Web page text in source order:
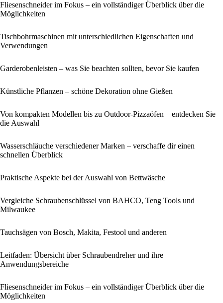
Fliesenschneider im Fokus – ein vollständiger Überblick über die
Möglichkeiten
Tischbohrmaschinen mit unterschiedlichen Eigenschaften und
Verwendungen
Garderobenleisten – was Sie beachten sollten, bevor Sie kaufen
Künstliche Pflanzen – schöne Dekoration ohne Gießen
Von kompakten Modellen bis zu Outdoor-Pizzaöfen – entdecken Sie
die Auswahl
Wasserschläuche verschiedener Marken – verschaffe dir einen
schnellen Überblick
Praktische Aspekte bei der Auswahl von Bettwäsche
Vergleiche Schraubenschlüssel von BAHCO, Teng Tools und
Milwaukee
Tauchsägen von Bosch, Makita, Festool und anderen
Leitfaden: Übersicht über Schraubendreher und ihre
Anwendungsbereiche
Fliesenschneider im Fokus – ein vollständiger Überblick über die
Möglichkeiten